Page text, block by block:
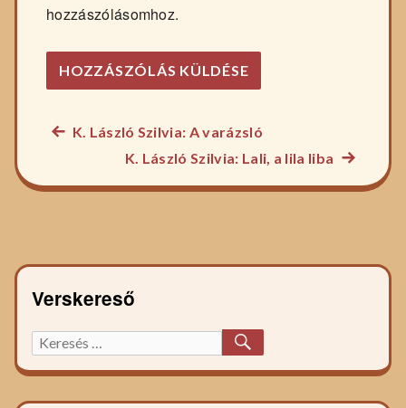
hozzászólásomhoz.
Bejegyzés
navigáció
Előző
recept:
K. László Szilvia: A varázsló
K. László Szilvia: Lali, a lila liba
főzelék
Verskereső
Keresett
főzelék